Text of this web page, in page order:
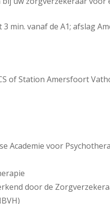
min. vanaf de A1; afslag
of Station Amersfoort
Academie voor
door de